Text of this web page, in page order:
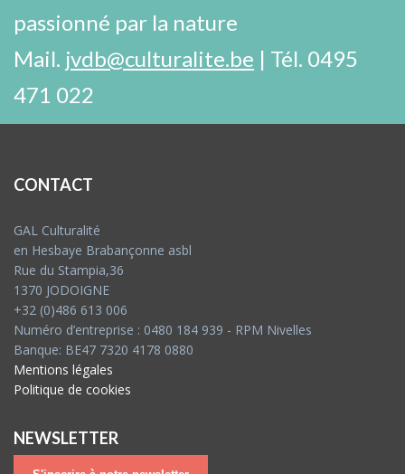
passionné par la nature
Mail. jvdb@culturalite.be | Tél. 0495
471 022
CONTACT
GAL Culturalité
en Hesbaye Brabançonne asbl
Rue du Stampia,36
1370 JODOIGNE
+32 (0)486 613 006
Numéro d’entreprise : 0480 184 939 - RPM Nivelles
Banque: BE47 7320 4178 0880
Mentions légales
Politique de cookies
NEWSLETTER